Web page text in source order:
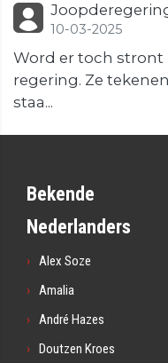
10-03-2025
Word er toch stront
regering. Ze
staa...
Bekende
Nederlanders
Alex Soze
Amalia
André Hazes
Doutzen Kroes